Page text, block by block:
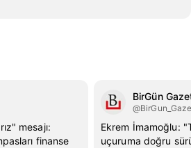
mesajı:
finanse
BirGün
Ekrem İmamoğlu:
uçuruma doğru